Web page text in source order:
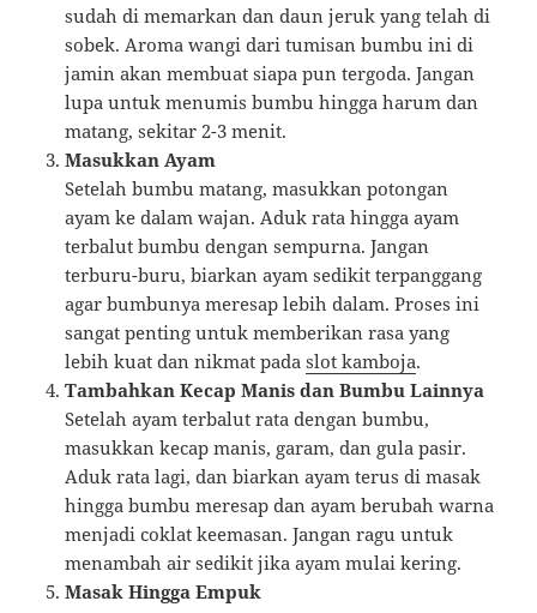
sudah di memarkan dan daun jeruk yang telah di
sobek. Aroma wangi dari tumisan bumbu ini di
jamin akan membuat siapa pun tergoda. Jangan
lupa untuk menumis bumbu hingga harum dan
matang, sekitar 2-3 menit.
Masukkan Ayam
Setelah bumbu matang, masukkan potongan
ayam ke dalam wajan. Aduk rata hingga ayam
terbalut bumbu dengan sempurna. Jangan
terburu-buru, biarkan ayam sedikit terpanggang
agar bumbunya meresap lebih dalam. Proses ini
sangat penting untuk memberikan rasa yang
lebih kuat dan nikmat padaslot kamboja.
Tambahkan Kecap Manis dan Bumbu Lainnya
Setelah ayam terbalut rata dengan bumbu,
masukkan kecap manis, garam, dan gula pasir.
Aduk rata lagi, dan biarkan ayam terus di masak
hingga bumbu meresap dan ayam berubah warna
menjadi coklat keemasan. Jangan ragu untuk
menambah air sedikit jika ayam mulai kering.
Masak Hingga Empuk